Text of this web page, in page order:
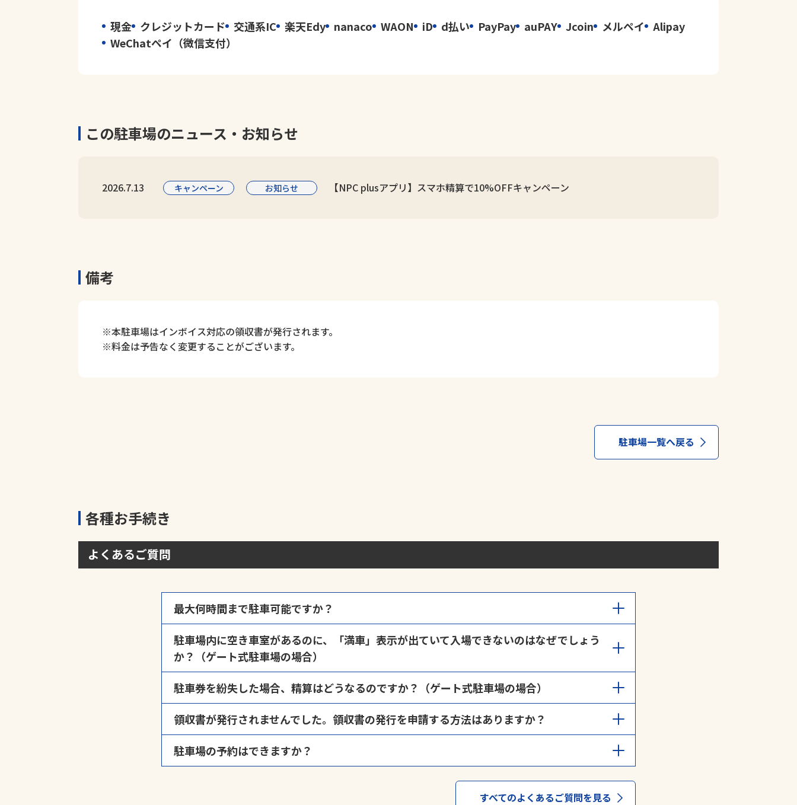
現金 クレジットカード 交通系IC 楽天Edy nanaco WAON iD d払い PayPay auPAY Jcoin メルペイ
Alipay
WeChatペイ（微信支付）
この駐車場のニュース・お知らせ
2026.7.13 キャンペーン お知らせ 【NPC plusアプリ】スマホ精算で10%OFFキャンペーン
備考
※本駐車場はインボイス対応の領収書が発行されます。
※料金は予告なく変更することがございます。
駐車場一覧へ戻る
各種お手続き
よくあるご質問
最大何時間まで駐車可能ですか？
駐車場の封鎖など運営状況が変化することがございますので、原則として入庫から最長48時間までとなっておりま
す。ご利用時間が入庫から48時間を超えることが想定される場合は、入庫時に「
」よりご連絡くださ
い。
駐車場内に空き車室があるのに、「満車」表示が出ていて入場できないのはなぜでしょう
か？（ゲート式駐車場の場合）
ゲート管理の駐車場では、時間貸しと月極が併用されている場合がございます。この場合の空き車室は、月極契約者
駐車券を紛失した場合、精算はどうなるのですか？（ゲート式駐車場の場合）
出口精算機にて「駐車券紛失」ボタンを押下し、表示された料金をお支払いのうえ出庫ください。
領収書が発行されませんでした。領収書の発行を申請する方法はありますか？
用紙切れによりご迷惑をおかけしました。領収書の再発行は、
から申請することができます。
※上記以外（月極駐車場・予約制駐車場等）ではご利用いただくことはできません。
※領収書の受け取り方法は、➀WEB発行（メール）➁郵送のどちらかになります。
駐車場の予約はできますか？
駐車場によっては予約可能な場合もございます。詳しくは当社駐車場予約サービス「よやくる
」からご確認くださ
すべてのよくあるご質問を見る